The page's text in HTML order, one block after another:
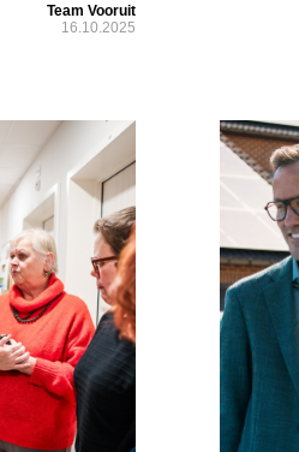
Team Vooruit
16.10.2025